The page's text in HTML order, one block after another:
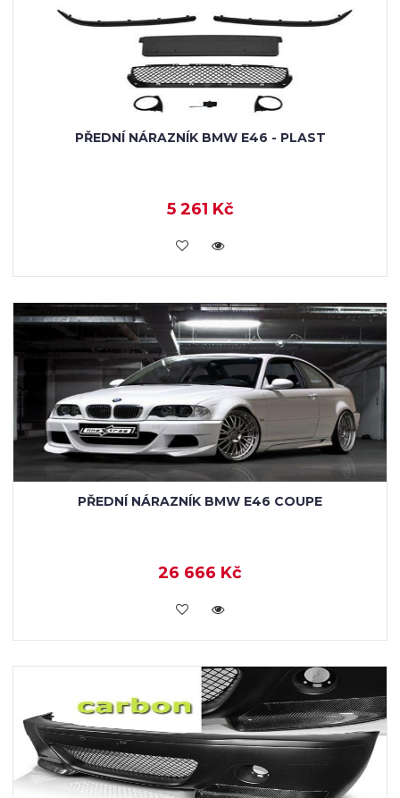
PŘEDNÍ NÁRAZNÍK BMW E46 - PLAST
5 261 Kč
KOUPIT
PŘEDNÍ NÁRAZNÍK BMW E46 COUPE
26 666 Kč
KOUPIT